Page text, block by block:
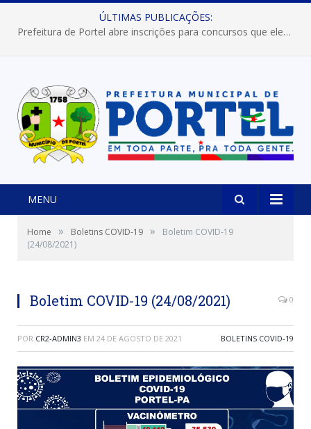
ÚLTIMAS PUBLICAÇÕES:
Prefeitura de Portel abre inscrições para concursos que elegerão os destaques do Verão 2026
MENU
Home » Boletins COVID-19 »
Boletim COVID-19
(24/08/2021)
Boletim COVID-19 (24/08/2021) 0
POR CR2-ADMIN3 EM 24 DE AGOSTO DE 2021 BOLETINS COVID-19